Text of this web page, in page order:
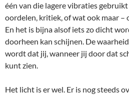
één van die lagere vibraties
oordelen, kritiek, of wat ook maar –
En het is bijna alsof iets zo dicht
doorheen kan schijnen. De
wordt dat jij, wanneer jij door dat
kunt zien.
Het licht is er wel. Er is nog steeds